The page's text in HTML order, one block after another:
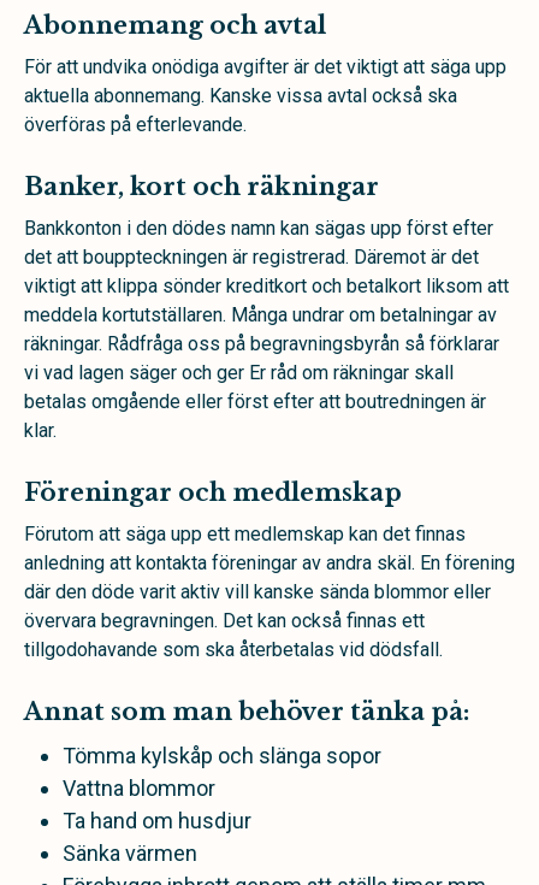
Abonnemang och avtal
För att undvika onödiga avgifter är det viktigt att säga upp
aktuella abonnemang. Kanske vissa avtal också ska
överföras på efterlevande.
Banker, kort och räkningar
Bankkonton i den dödes namn kan sägas upp först efter
det att bouppteckningen är registrerad. Däremot är det
viktigt att klippa sönder kreditkort och betalkort liksom att
meddela kortutställaren. Många undrar om betalningar av
räkningar. Rådfråga oss på begravningsbyrån så förklarar
vi vad lagen säger och ger Er råd om räkningar skall
betalas omgående eller först efter att boutredningen är
klar.
Föreningar och medlemskap
Förutom att säga upp ett medlemskap kan det finnas
anledning att kontakta föreningar av andra skäl. En förening
där den döde varit aktiv vill kanske sända blommor eller
övervara begravningen. Det kan också finnas ett
tillgodohavande som ska återbetalas vid dödsfall.
Annat som man behöver tänka på:
Tömma kylskåp och slänga sopor
Vattna blommor
Ta hand om husdjur
Sänka värmen